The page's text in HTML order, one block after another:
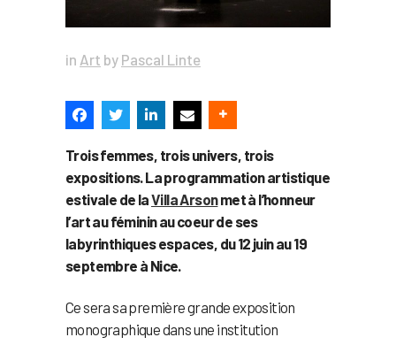
in Art by Pascal Linte
Trois femmes, trois univers, trois
expositions. La programmation artistique
estivale de laVilla Arsonmet à l’honneur
l’art au féminin au coeur de ses
labyrinthiques espaces, du 12 juin au 19
septembre à Nice.
Ce sera sa première grande exposition
monographique dans une institution